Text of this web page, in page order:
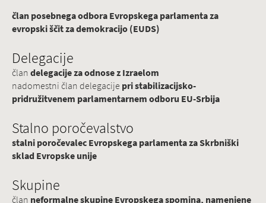
član posebnega odbora Evropskega parlamenta za
evropski ščit za demokracijo (EUDS)
Delegacije
člandelegacije za odnose z Izraelom
nadomestni član delegacije pri stabilizacijsko-
pridružitvenem parlamentarnem odboru EU-Srbija
Stalno poročevalstvo
stalni poročevalec Evropskega parlamenta za Skrbniški
sklad Evropske unije
Skupine
član neformalne skupine Evropskega spomina, namenjene